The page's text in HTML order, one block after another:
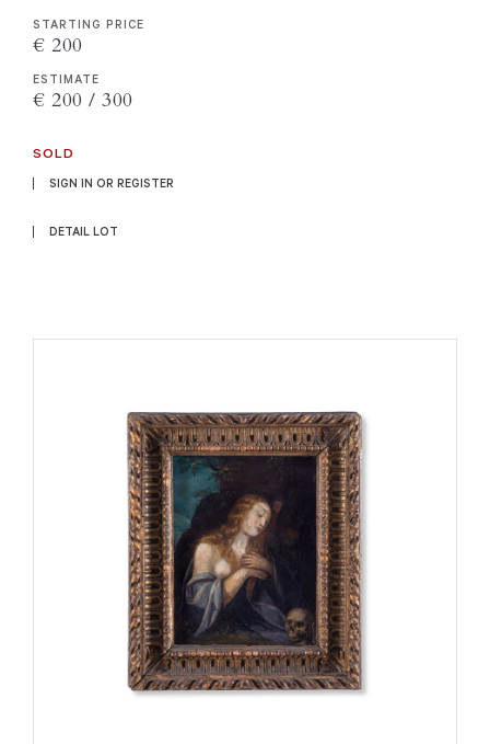
STARTING PRICE
€ 200
ESTIMATE
€ 200 / 300
SOLD
SIGN IN OR REGISTER
DETAIL LOT